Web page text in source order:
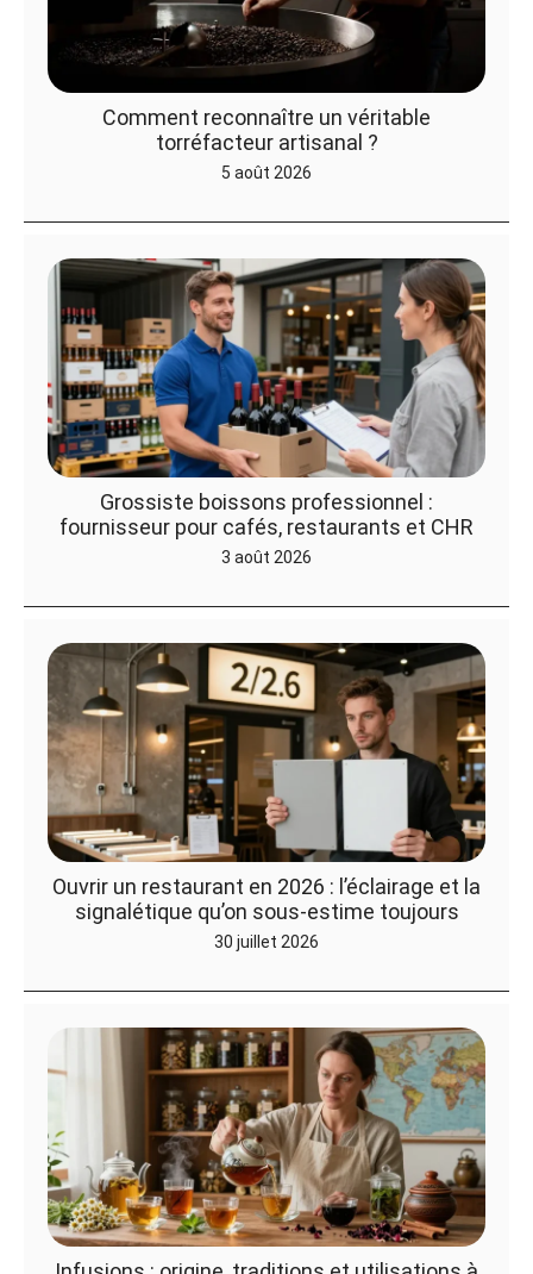
Comment reconnaître un véritable
torréfacteur artisanal ?
5 août 2026
Grossiste boissons professionnel :
fournisseur pour cafés, restaurants et CHR
3 août 2026
Ouvrir un restaurant en 2026 : l’éclairage et la
signalétique qu’on sous-estime toujours
30 juillet 2026